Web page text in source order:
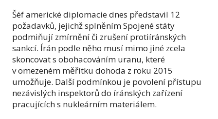
Šéf americké diplomacie dnes představil 12
požadavků, jejichž splněním Spojené státy
podmiňují zmírnění či zrušení protiíránských
sankcí. Írán podle něho musí mimo jiné zcela
skoncovat s obohacováním uranu, které
v omezeném měřítku dohoda z roku 2015
umožňuje. Další podmínkou je povolení přístupu
nezávislých inspektorů do íránských zařízení
pracujících s nukleárním materiálem.